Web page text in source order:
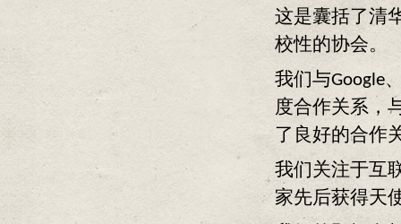
这是囊括了清
校性的协会。
我们与Google
度合作关系，
了良好的合作
我们关注于互
家先后获得天